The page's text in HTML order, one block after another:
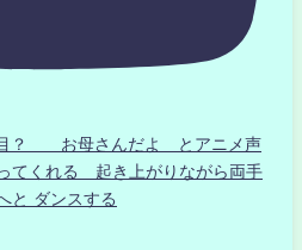
目？ お母さんだよ とアニメ声
てくれる 起き上がりながら両手
と ダンスする